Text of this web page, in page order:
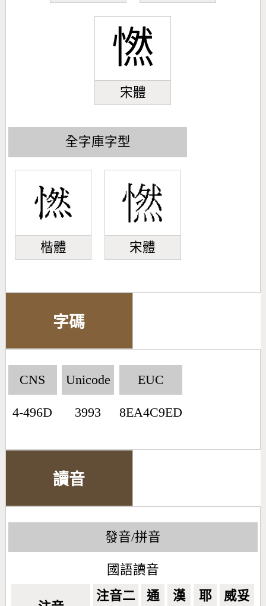
㦓
宋體
全字庫字型
楷體 宋體
字碼
CNS
4-496D
Unicode
3993
EUC
8EA4C9ED
讀音
發音/拼音
國語讀音
注音二 通 漢 耶 威妥